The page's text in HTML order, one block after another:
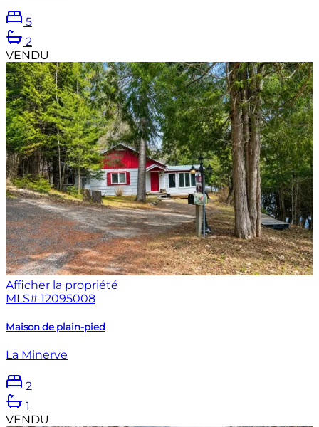
5
2
VENDU
Afficher la propriété
MLS# 12095008
Maison de plain-pied
La Minerve
2
1
VENDU